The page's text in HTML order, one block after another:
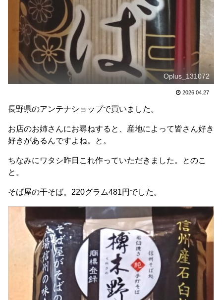
Oplus_131072
2026.04.27
長野県のアンテナショップで買いました。
お店のお姉さんにお尋ねすると、産地によって皆さん好き
好きがあるんですよね。と。
ちなみにワタシ昨日これ作っていただきました。とのこ
と。
そば屋の干そば。220グラム481円でした。